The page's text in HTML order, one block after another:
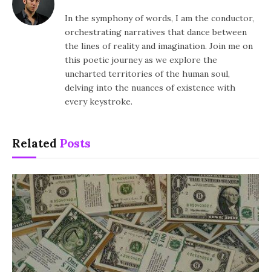
In the symphony of words, I am the conductor,
orchestrating narratives that dance between
the lines of reality and imagination. Join me on
this poetic journey as we explore the
uncharted territories of the human soul,
delving into the nuances of existence with
every keystroke.
Related Posts